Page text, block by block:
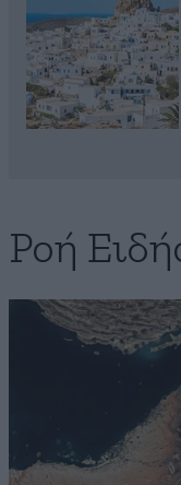
Ροή